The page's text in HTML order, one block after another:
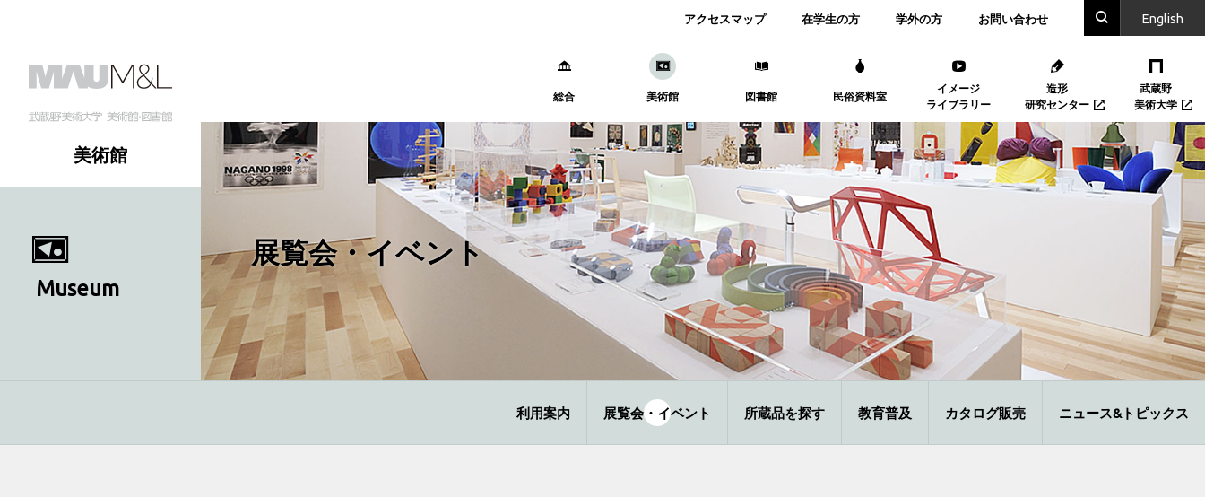
アクセスマップ 在学生の方 学外の方 お問い合わせ English
総合 美術館 図書館 民俗資料室
イメージ
ライブラリー
造形
研究センター
武蔵野
美術大学
Museum
美術館
展覧会・イベント
利用案内 展覧会・イベント 所蔵品を探す 教育普及 カタログ販売 ニュース&トピックス